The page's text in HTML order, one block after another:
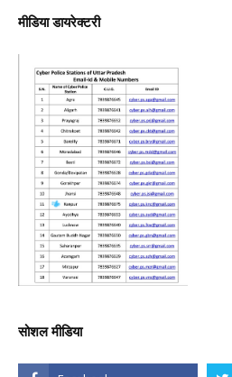
मीडिया डायरेक्टरी
सोशल मीडिया